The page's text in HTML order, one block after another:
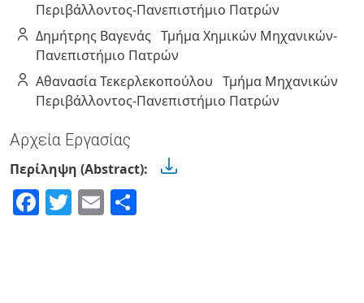
Περιβάλλοντος-Πανεπιστήμιο Πατρών
Δημήτρης Βαγενάς Τμήμα Χημικών Μηχανικών-
Πανεπιστήμιο Πατρών
ΑθανασίαΤεκερλεκοπούλου Τμήμα Μηχανικών
Περιβάλλοντος-Πανεπιστήμιο Πατρών
Αρχεία Εργασίας
Περίληψη (Abstract):
Facebook
Twitter
Email